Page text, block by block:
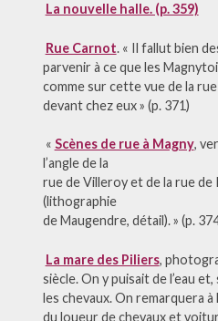
La nouvelle halle. (p. 359)
Rue Carnot. « Il fallut bien
parvenir à ce que les
comme sur cette vue de la
devant chez eux » (p. 371)
« Scènes de rue à Magny,
l’angle de la
rue de Villeroy et de la rue de
(lithographie
de Maugendre, détail). » (p.
La mare des Piliers,
siècle. On y puisait de l’eau
les chevaux. On remarquera
du loueur de chevaux et